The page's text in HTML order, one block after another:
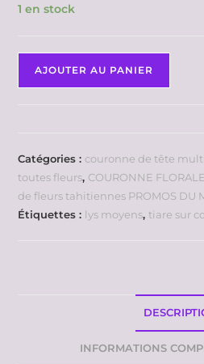
1 en stock
AJOUTER AU PANIER
Catégories : couronne de tête
toutes fleurs, COURONNE
de fleurs tahitiennes PROMOS DU
Étiquettes : lys moyens,tiare sur
INFORMATIONS